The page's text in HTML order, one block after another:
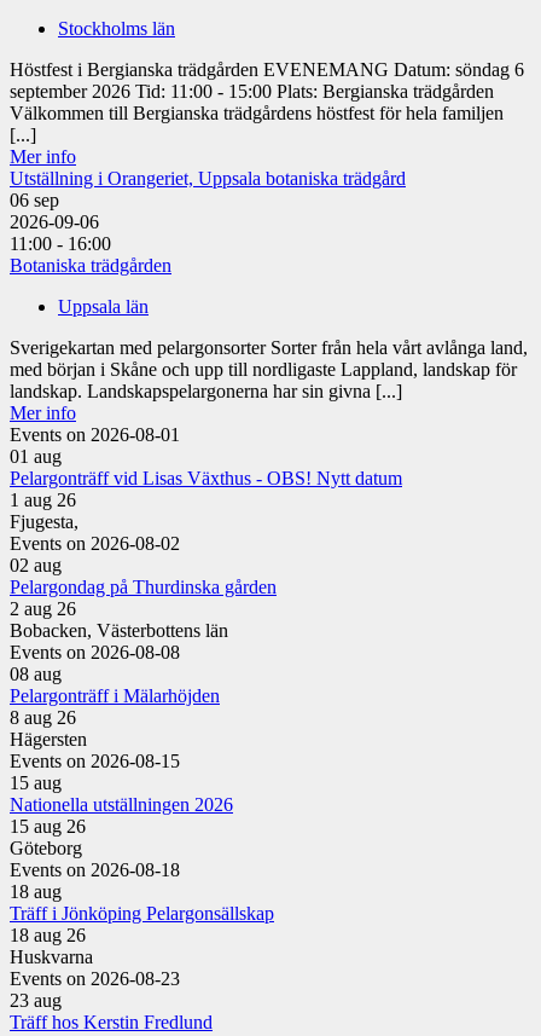
Stockholms län
Höstfest i Bergianska trädgården EVENEMANG Datum: söndag 6
september 2026 Tid: 11:00 - 15:00 Plats: Bergianska trädgården
Välkommen till Bergianska trädgårdens höstfest för hela familjen
[...]
Mer info
Utställning i Orangeriet, Uppsala botaniska trädgård
06 sep
2026-09-06
11:00 - 16:00
Botaniska trädgården
Uppsala län
Sverigekartan med pelargonsorter Sorter från hela vårt avlånga land,
med början i Skåne och upp till nordligaste Lappland, landskap för
landskap. Landskapspelargonerna har sin givna [...]
Mer info
Events on 2026-08-01
01 aug
Pelargonträff vid Lisas Växthus - OBS! Nytt datum
1 aug 26
Fjugesta,
Events on 2026-08-02
02 aug
Pelargondag på Thurdinska gården
2 aug 26
Bobacken, Västerbottens län
Events on 2026-08-08
08 aug
Pelargonträff i Mälarhöjden
8 aug 26
Hägersten
Events on 2026-08-15
15 aug
Nationella utställningen 2026
15 aug 26
Göteborg
Events on 2026-08-18
18 aug
Träff i Jönköping Pelargonsällskap
18 aug 26
Huskvarna
Events on 2026-08-23
23 aug
Träff hos Kerstin Fredlund